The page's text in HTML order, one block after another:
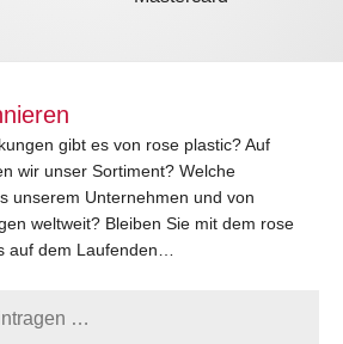
gibt es von rose plastic? Auf
wir unser Sortiment? Welche
unserem Unternehmen und von
weltweit? Bleiben Sie mit dem rose
auf dem Laufenden…